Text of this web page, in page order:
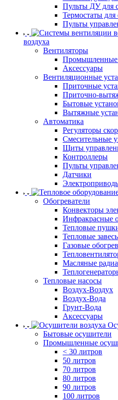
Пульты ДУ для
Термостаты для
Пульты
воздуха
Вентиляторы
Промышленные
Аксессуары
Вентиляционные
Приточные
Приточно-
Бытовые
Вытяжные
Автоматика
Регуляторы
Смесительные
Щиты
Контроллеры
Пульты
Датчики
Обогреватели
Конвекторы
Инфракрасные
Тепловые
Тепловые
Газовые
Масляные
Тепловые насосы
Воздух-Воздух
Воздух-Вода
Грунт-Вода
Аксессуары
Бытовые осушители
Промышленные
< 30 литров
50 литров
70 литров
80 литров
90 литров
100 литров